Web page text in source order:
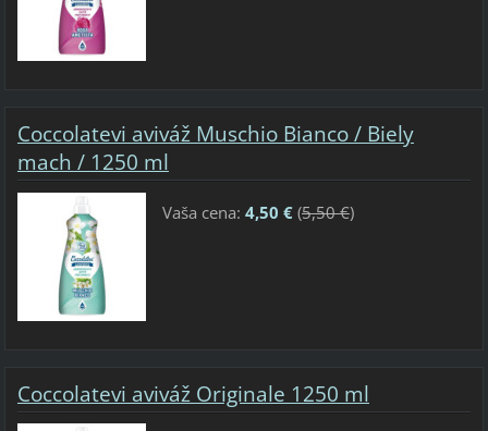
Coccolatevi aviváž Muschio Bianco / Biely
mach / 1250 ml
Vaša cena: 4,50 €(5,50 €)
Coccolatevi aviváž Originale 1250 ml